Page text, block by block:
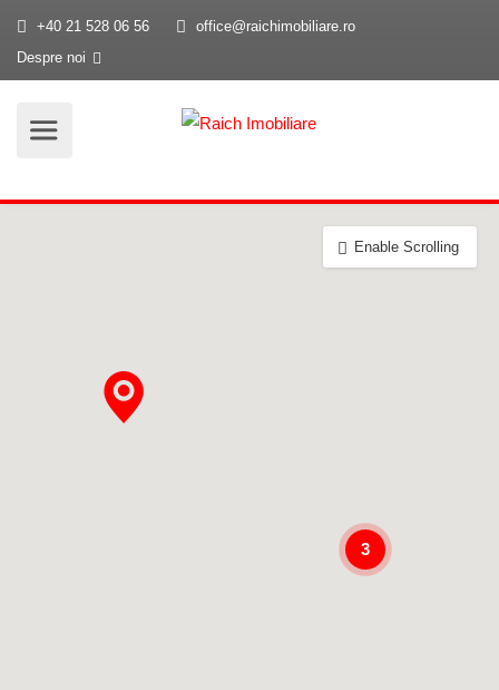
+40 21 528 06 56
office@raichimobiliare.ro
Despre noi
3
Enable Scrolling